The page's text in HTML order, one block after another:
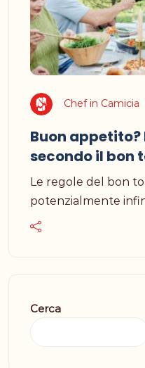
Chef in Camicia
Buon appetito?
secondo il bon
Le regole del bon
potenzialmente
Cerca